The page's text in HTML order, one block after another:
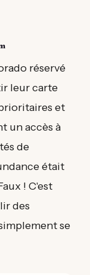
réservé
leur carte
et
un accès à
de
était
! C'est
des
se